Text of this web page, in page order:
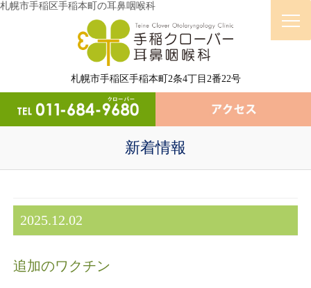
札幌市手稲区手稲本町の耳鼻咽喉科
札幌市手稲区手稲本町2条4丁目2番22号
新着情報
2025.12.02
追加のワクチン